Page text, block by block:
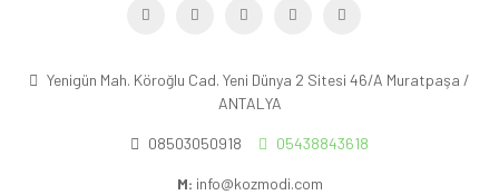
Yenigün Mah. Köroğlu Cad. Yeni Dünya 2 Sitesi 46/A Muratpaşa /
ANTALYA
08503050918 05438843618
M: info@kozmodi.com